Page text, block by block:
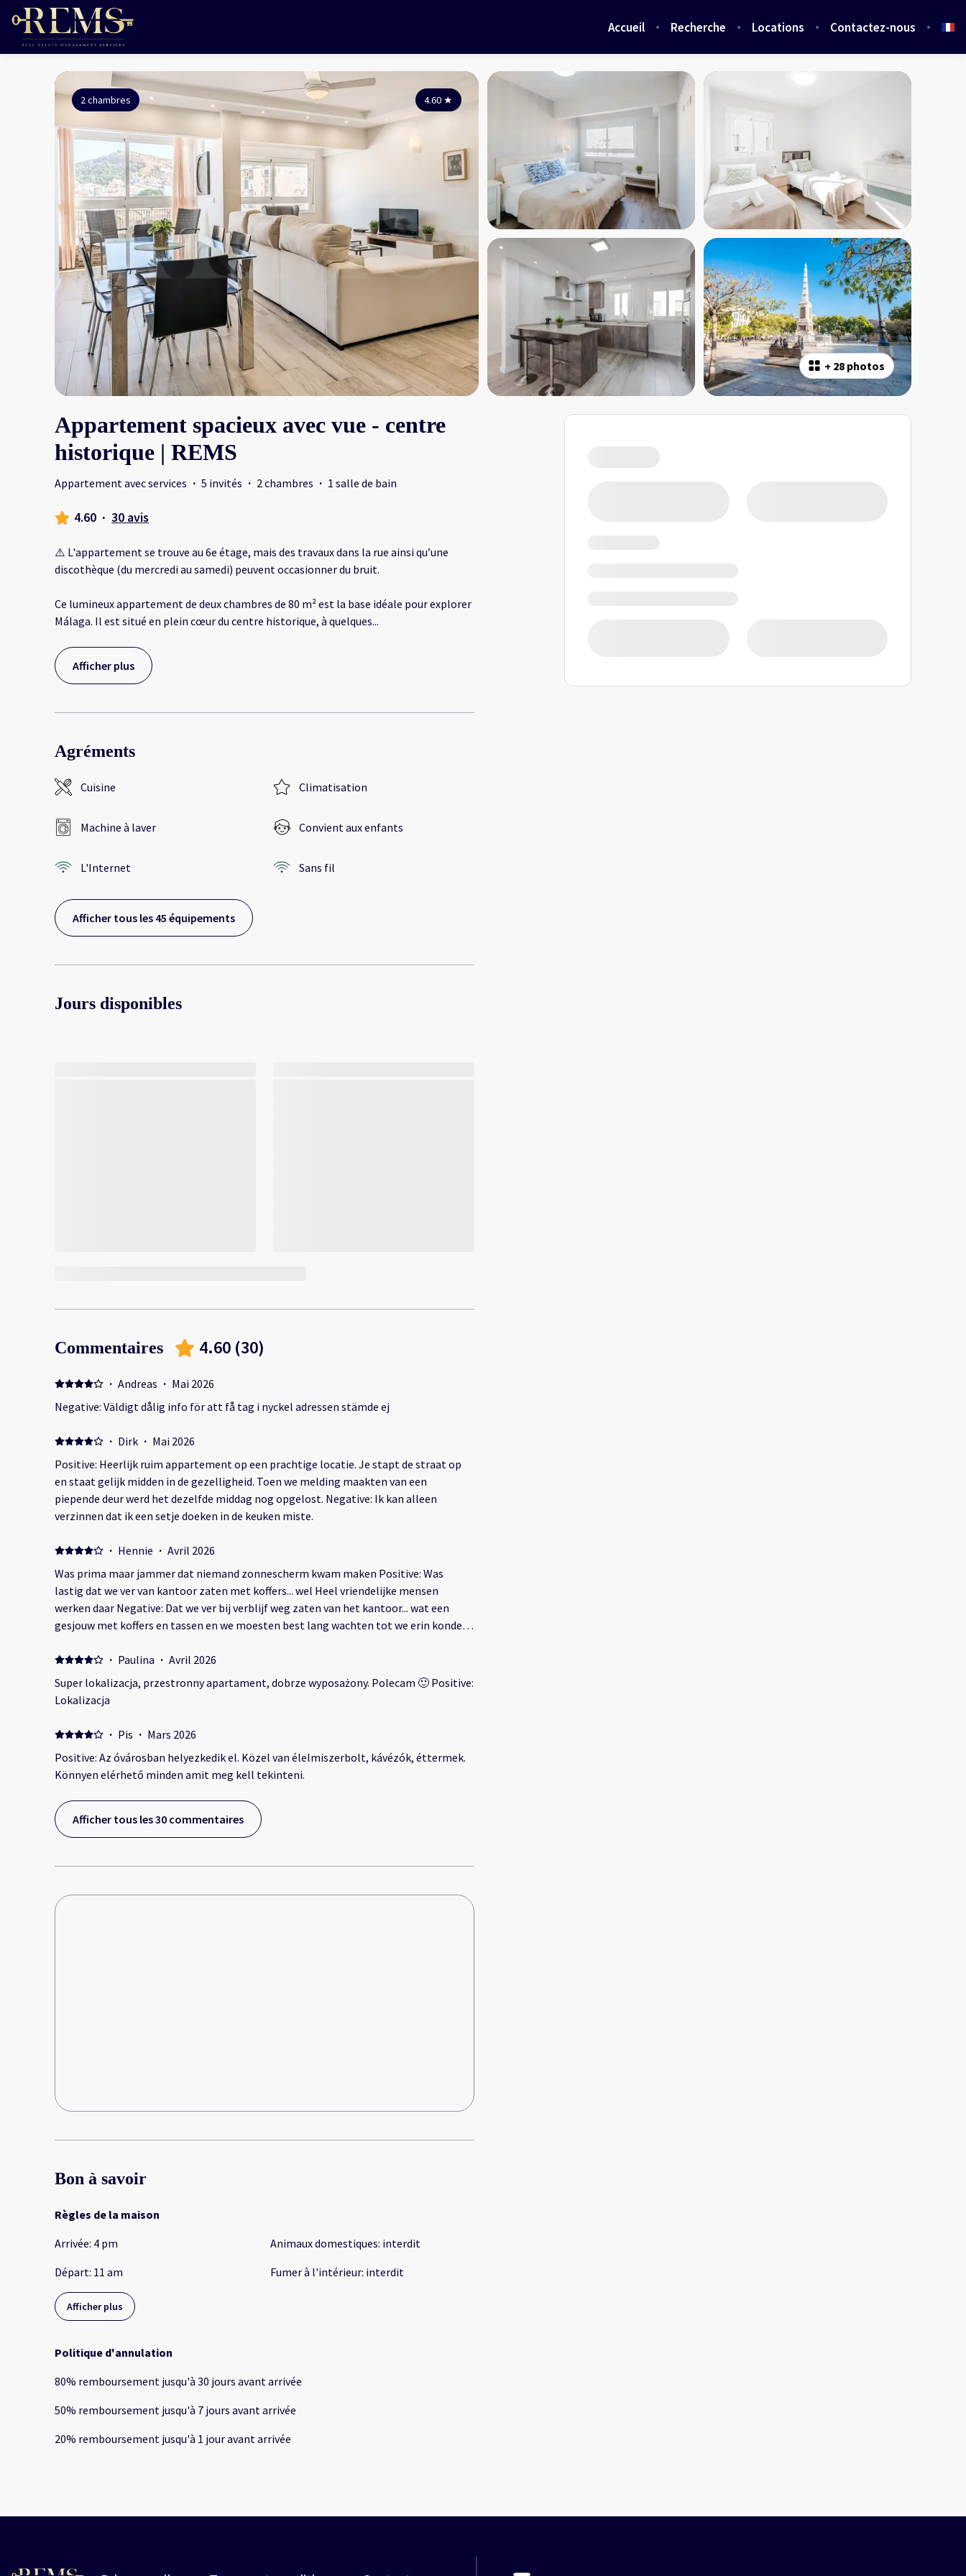
Accueil Recherche Locations Contactez-nous
+ 28 photos
4.60 ★
2 chambres
Appartement spacieux avec vue - centre
historique | REMS
Appartement avec services · 5 invités · 2 chambres · 1 salle de bain
4.60 · 30 avis
⚠️ L'appartement se trouve au 6e étage, mais des travaux dans la rue ainsi qu’une
discothèque (du mercredi au samedi) peuvent occasionner du bruit.
Ce lumineux appartement de deux chambres de 80 m² est la base idéale pour explorer
Málaga. Il est situé en plein cœur du centre historique, à quelques...
Afficher plus
Agréments
Cuisine Climatisation
Machine à laver Convient aux enfants
L'Internet Sans fil
Afficher tous les 45 équipements
Jours disponibles
Commentaires 4.60 (30)
· Andreas · Mai 2026
Negative: Väldigt dålig info för att få tag i nyckel adressen stämde ej
· Dirk · Mai 2026
Positive: Heerlijk ruim appartement op een prachtige locatie. Je stapt de straat op
en staat gelijk midden in de gezelligheid. Toen we melding maakten van een
piepende deur werd het dezelfde middag nog opgelost. Negative: Ik kan alleen
verzinnen dat ik een setje doeken in de keuken miste.
· Hennie · Avril 2026
Was prima maar jammer dat niemand zonnescherm kwam maken Positive: Was
lastig dat we ver van kantoor zaten met koffers... wel Heel vriendelijke mensen
werken daar Negative: Dat we ver bij verblijf weg zaten van het kantoor... wat een
gesjouw met koffers en tassen en we moesten best lang wachten tot we erin konden
die niet werkten zoals zonnescherm werden niet gemaakt en we sliepen in volledige
stadsverlichting
· Paulina · Avril 2026
Super lokalizacja, przestronny apartament, dobrze wyposażony. Polecam 🙂 Positive:
Lokalizacja
· Pis · Mars 2026
Positive: Az óvárosban helyezkedik el. Közel van élelmiszerbolt, kávézók, éttermek.
Könnyen elérhető minden amit meg kell tekinteni.
Afficher tous les 30 commentaires
Bon à savoir
Règles de la maison
Arrivée: 4 pm
Départ: 11 am
Animaux domestiques: interdit
Fumer à l'intérieur: interdit
Afficher plus
Politique d'annulation
80% remboursement jusqu'à 30 jours avantarrivée
50% remboursement jusqu'à 7 jours avantarrivée
20% remboursement jusqu'à 1 jouravantarrivée